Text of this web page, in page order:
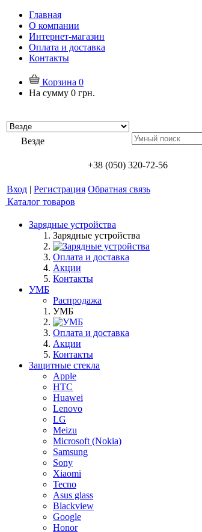
Главная
О компании
Интернет-магазин
Оплата и доставка
Контакты
Корзина 0
На сумму 0 грн.
Везде
+38 (050) 320-72-56
Вход | Регистрация Обратная связь
Каталог товаров
Зарядные устройства
Зарядные устройства
Оплата и доставка
Акции
Контакты
УМБ
Распродажа
УМБ
Оплата и доставка
Акции
Контакты
Защитные стекла
Apple
HTC
Huawei
Lenovo
LG
Meizu
Microsoft (Nokia)
Samsung
Sony
Xiaomi
Tecno
Asus glass
Blackview
Google
Honor